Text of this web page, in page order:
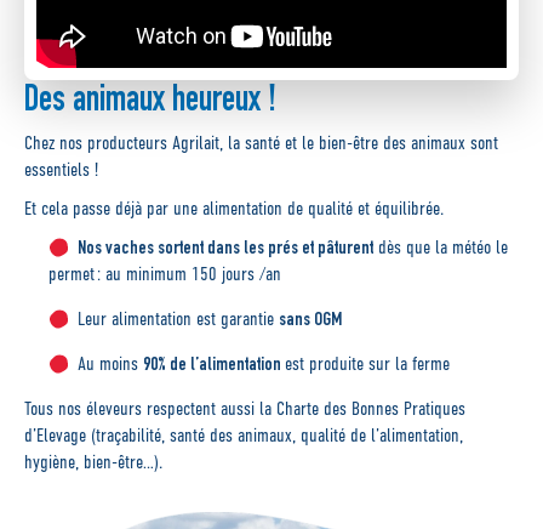
Des animaux heureux !
Chez nos producteurs Agrilait, la santé et le bien-être des animaux sont
essentiels !
Et cela passe déjà par une alimentation de qualité et équilibrée.
Nos vaches sortent dans les prés et pâturent dès que la météo le
permet : au minimum 150 jours /an
Leur alimentation est garantie sans OGM
Au moins 90% de l’alimentation est produite sur la ferme
Tous nos éleveurs respectent aussi la Charte des Bonnes Pratiques
d’Elevage (traçabilité, santé des animaux, qualité de l’alimentation,
hygiène, bien-être…).